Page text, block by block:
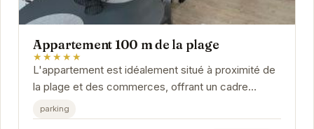
Appartement 100 m de la plage
★★★★★
L'appartement est idéalement situé à proximité de
la plage et des commerces, offrant un cadre
parfait pour des vacances en famille ou entre
amis....
parking